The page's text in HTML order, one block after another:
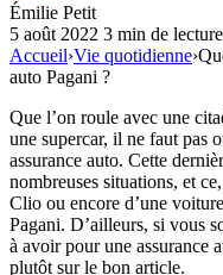
Émilie Petit
5 août 2022 3 min de lecture
Accueil›Vie quotidienne›
auto Pagani ?
Que l’on roule avec une
une supercar, il ne faut pas
assurance auto. Cette
nombreuses situations, et
Clio ou encore d’une
Pagani. D’ailleurs, si vous
à avoir pour une assurance
plutôt sur le bon article.